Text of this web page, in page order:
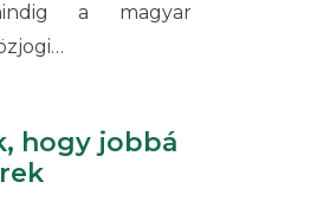
a magyar
hogy jobbá